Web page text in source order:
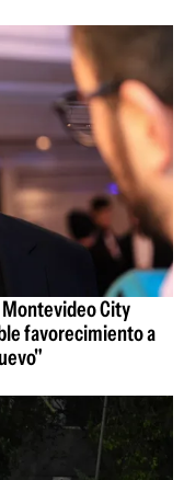
City
favorecimiento a